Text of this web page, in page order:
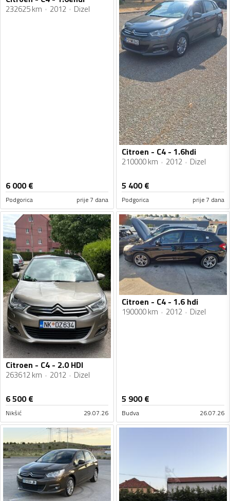
232625 km 2012 Dizel
6 000€
Podgorica prije 7 dana
Citroen - C4 - 1.6hdi
210000 km 2012 Dizel
5 400€
Podgorica prije 7 dana
Citroen - C4 - 2.0 HDI
263612 km 2012 Dizel
6 500€
Nikšić 29.07.26
Citroen - C4 - 1.6 hdi
190000 km 2012 Dizel
5 900€
Budva 26.07.26